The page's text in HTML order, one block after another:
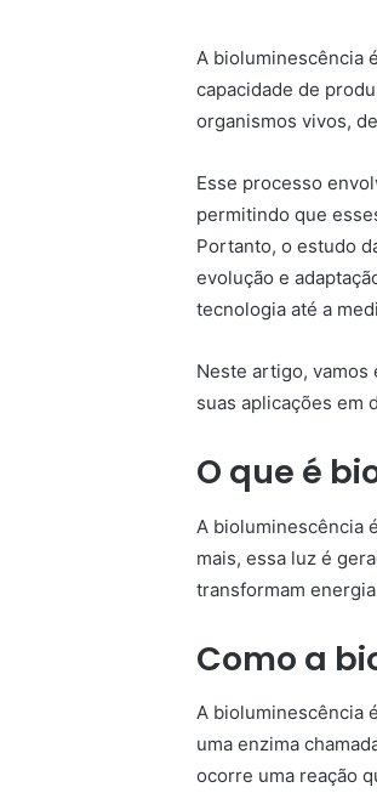
A bioluminescência
capacidade de
organismos vivos,
Esse processo
permitindo que
Portanto, o estudo
evolução e
tecnologia até a
Neste artigo, vamos
suas aplicações em
O que é
A bioluminescência
mais, essa luz é
transformam
Como a
A bioluminescência
uma enzima
ocorre uma reação